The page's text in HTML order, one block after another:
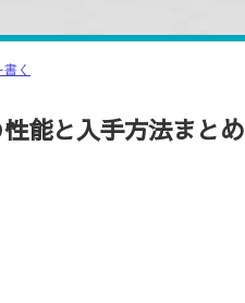
く
能と入手方法まとめ